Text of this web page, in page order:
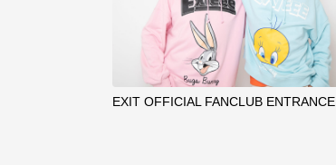
EXIT OFFICIAL FANCLUB ENTRANCE